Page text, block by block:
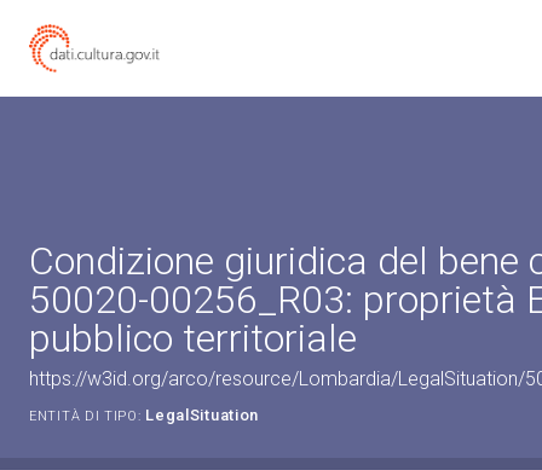
Condizione giuridica del bene
50020-00256_R03: proprietà
pubblico territoriale
https://w3id.org/arco/resource/Lombardia/LegalSituation/
ENTITÀ DI TIPO: LegalSituation